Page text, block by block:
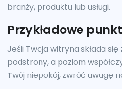
branży, produktu lub usługi.
Przykładowe
Jeśli Twoja witryna składa się
podstrony, a poziom
Twój niepokój, zwróć uwagę